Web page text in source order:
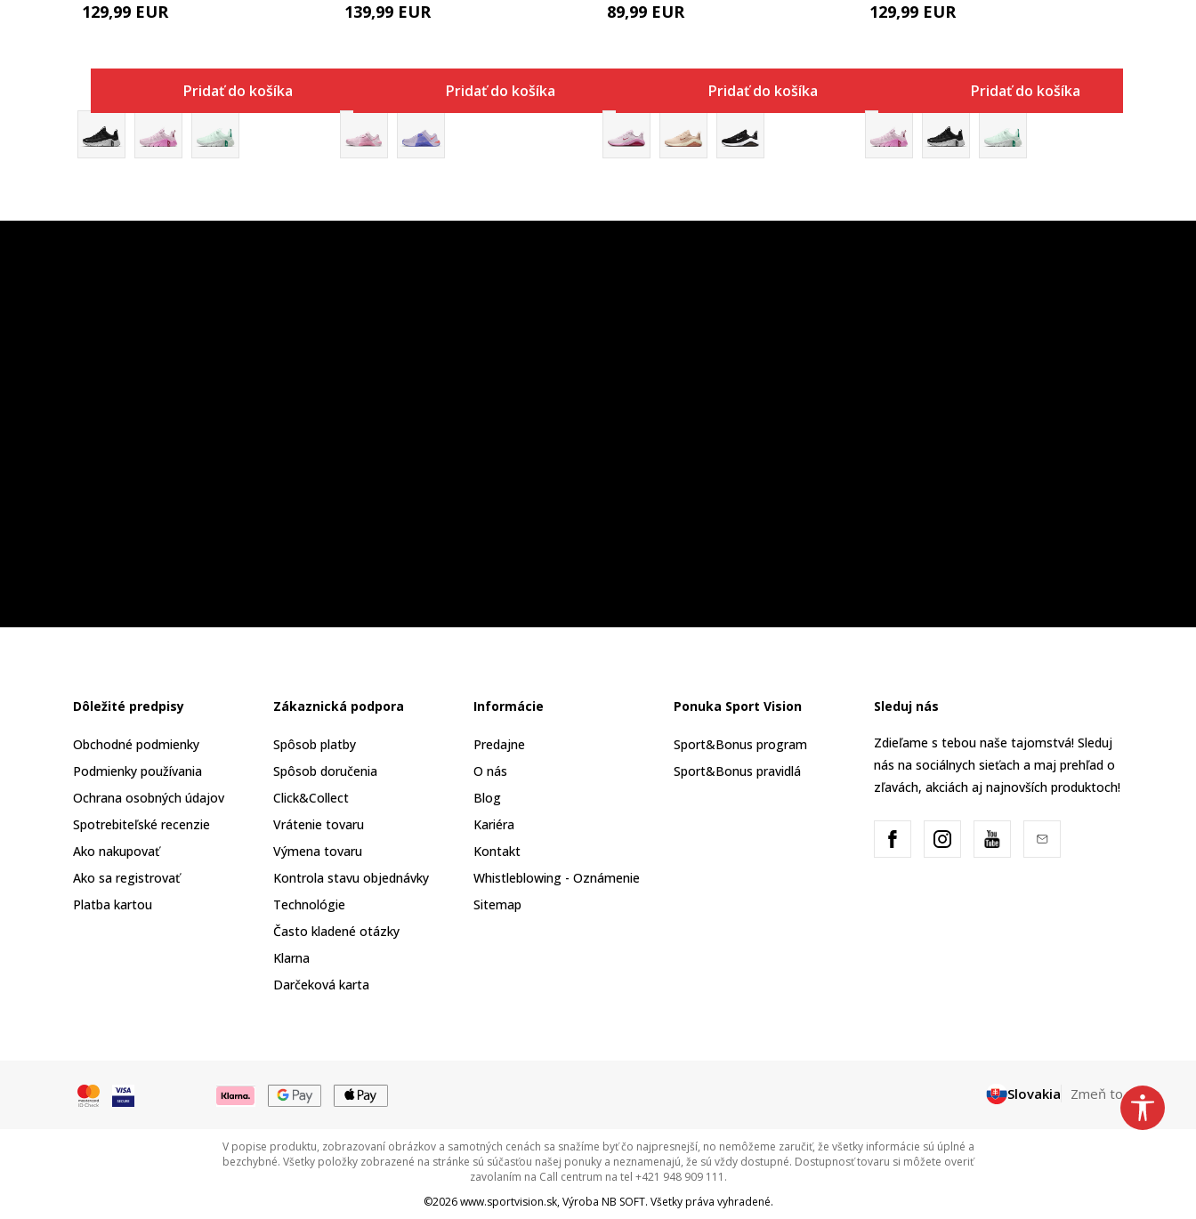
129,99 EUR
Pridať do košíka
139,99 EUR
Pridať do košíka
89,99 EUR
Pridať do košíka
129,99 EUR
Pridať do košíka
Dôležité predpisy
Obchodné podmienky
Podmienky používania
Ochrana osobných údajov
Spotrebiteľské recenzie
Ako nakupovať
Ako sa registrovať
Platba kartou
Zákaznická podpora
Spôsob platby
Spôsob doručenia
Click&Collect
Vrátenie tovaru
Výmena tovaru
Kontrola stavu objednávky
Technológie
Často kladené otázky
Klarna
Darčeková karta
Informácie
Predajne
O nás
Blog
Kariéra
Kontakt
Whistleblowing - Oznámenie
Sitemap
Ponuka Sport Vision
Sport&Bonus program
Sport&Bonus pravidlá
Sleduj nás
Zdieľame s tebou naše tajomstvá! Sleduj
nás na sociálnych sieťach a maj prehľad o
zľavách, akciách aj najnovších produktoch!
Slovakia Zmeň to
V popise produktu, zobrazovaní obrázkov a samotných cenách sa snažíme byť čo najpresnejší, no nemôžeme zaručiť, že všetky informácie sú úplné a
bezchybné. Všetky položky zobrazené na stránke sú súčasťou našej ponuky a neznamenajú, že sú vždy dostupné. Dostupnosť tovaru si môžete overiť
zavolaním na Call centrum na tel +421 948 909 111.
©2026www.sportvision.sk, Výroba NB SOFT. Všetky práva vyhradené.